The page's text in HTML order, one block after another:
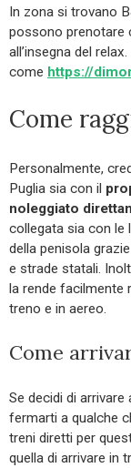
In zona si trovano
possono prenotare
all’insegna del
come https://
Come
Personalmente,
Puglia sia con il
noleggiato
collegata sia con le
della penisola
e strade statali.
la rende facilmente
treno e in aereo.
Come
Se decidi di
fermarti a qualche
treni diretti per
quella di arrivare in